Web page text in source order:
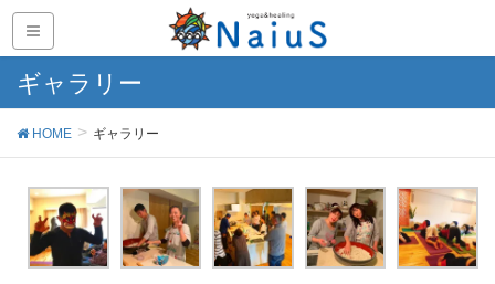
ギャラリー
HOME ギャラリー